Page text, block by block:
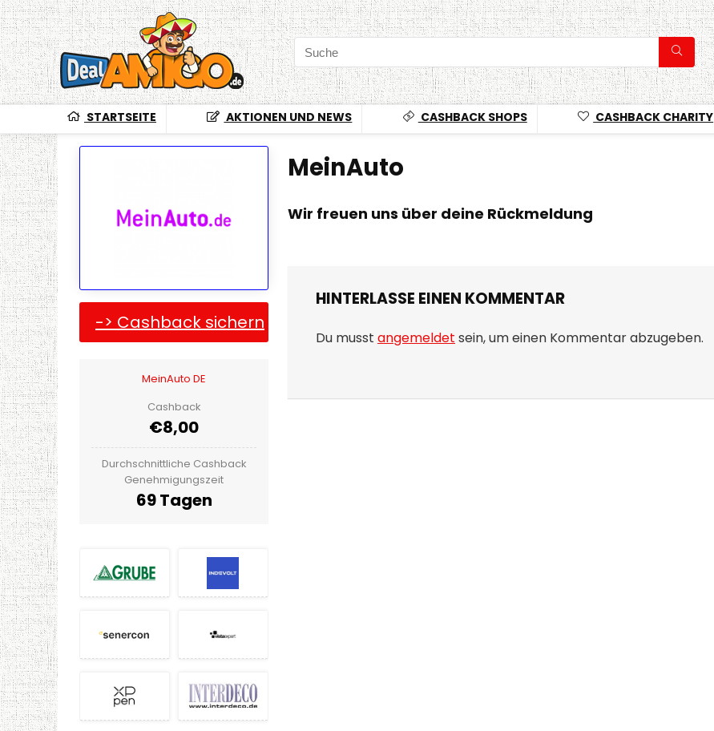
STARTSEITE AKTIONEN UND NEWS CASHBACK SHOPS CASHBACK CHARITY
-> Cashback sichern
MeinAuto DE
Cashback
€8,00
Durchschnittliche Cashback
Genehmigungszeit
69 Tagen
MeinAuto
Wir freuen uns über deine Rückmeldung
HINTERLASSE EINEN KOMMENTAR
Du musst angemeldet sein, um einen Kommentar abzugeben.